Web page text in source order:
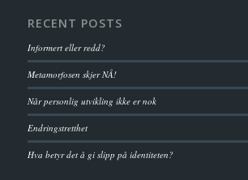
RECENT POSTS
Informert eller redd?
Metamorfosen skjer NÅ!
Når personlig utvikling ikke er nok
Endringstretthet
Hva betyr det å gi slipp på identiteten?